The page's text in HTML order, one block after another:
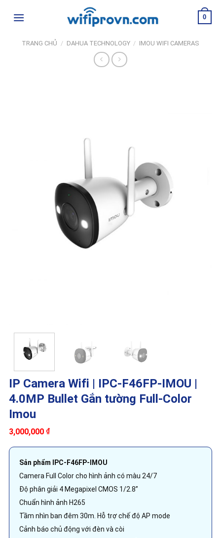
0
TRANG CHỦ / DAHUA TECHNOLOGY / IMOU WIFI CAMERAS
IP Camera Wifi | IPC-F46FP-IMOU |
4.0MP Bullet Gắn tường Full-Color
Imou
3,000,000 ₫
Sản phẩm IPC-F46FP-IMOU
Camera Full Color cho hình ảnh có màu 24/7
Độ phân giải 4 Megapixel CMOS 1/2.8”
Chuẩn hình ảnh H265
Tầm nhìn ban đêm 30m. Hỗ trợ chế độ AP mode
Cảnh báo chủ động với đèn và còi